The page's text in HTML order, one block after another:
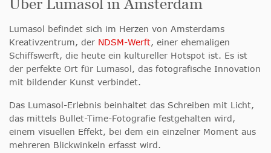
Über Lumasol in Amsterdam
Lumasol befindet sich im Herzen von Amsterdams
Kreativzentrum, der NDSM-Werft, einer ehemaligen
Schiffswerft, die heute ein kultureller Hotspot ist. Es ist
der perfekte Ort für Lumasol, das fotografische Innovation
mit bildender Kunst verbindet.
Das Lumasol-Erlebnis beinhaltet das Schreiben mit Licht,
das mittels Bullet-Time-Fotografie festgehalten wird,
einem visuellen Effekt, bei dem ein einzelner Moment aus
mehreren Blickwinkeln erfasst wird.